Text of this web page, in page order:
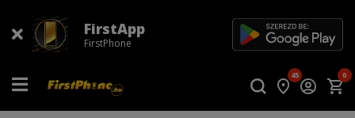
FirstApp
FirstPhone
45 0